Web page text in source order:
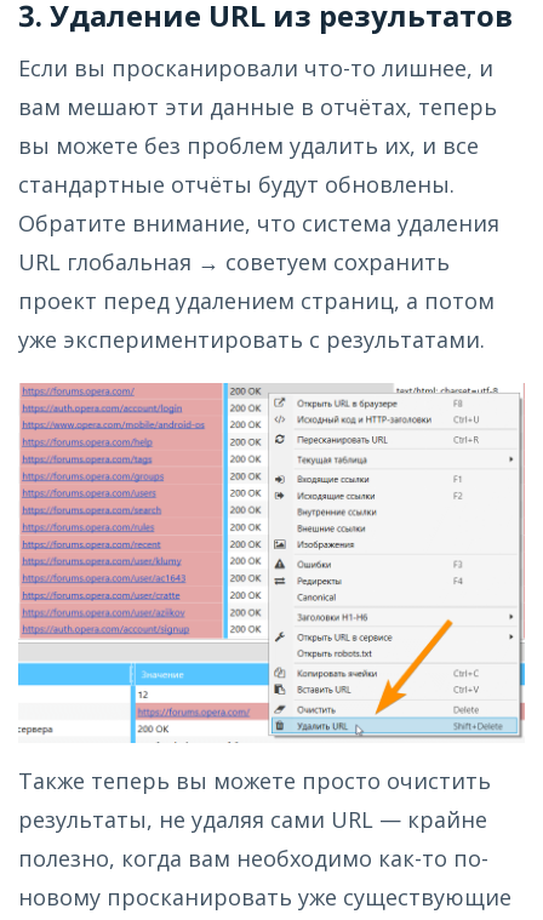
3. Удаление URL из результатов
Если вы просканировали что-то лишнее, и
вам мешают эти данные в отчётах, теперь
вы можете без проблем удалить их, и все
стандартные отчёты будут обновлены.
Обратите внимание, что система удаления
URL глобальная → советуем сохранить
проект перед удалением страниц, а потом
уже экспериментировать с результатами.
Также теперь вы можете просто очистить
результаты, не удаляя сами URL — крайне
полезно, когда вам необходимо как-то по-
новому просканировать уже существующие